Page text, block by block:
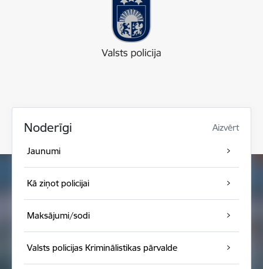
Noderīgi Aizvērt
Jaunumi
Kā ziņot policijai
Maksājumi/sodi
Valsts policijas Kriminālistikas pārvalde